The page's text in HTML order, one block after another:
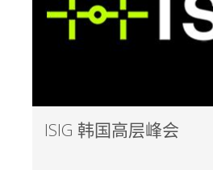
ISIG 韩国高层峰会